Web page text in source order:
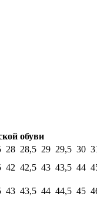
обуви
28 28,5 29 29,5 30
42 42,5 43 43,5 44
43 43,5 44 44,5 45